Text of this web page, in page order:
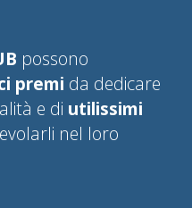
possono
premi da dedicare
e di utilissimi
nel loro